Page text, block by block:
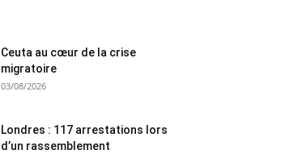
Ceuta au cœur de la crise
migratoire
03/08/2026
Londres : 117 arrestations lors
d’un rassemblement